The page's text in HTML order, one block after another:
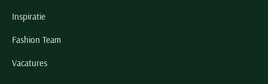
Inspiratie
Fashion Team
Vacatures